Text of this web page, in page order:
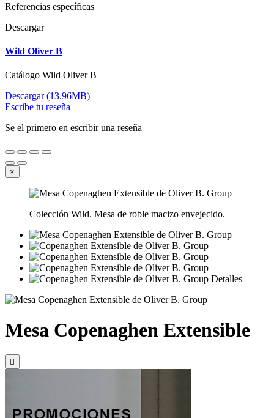
Referencias específicas
Descargar
Wild Oliver B
Catálogo Wild Oliver B
Descargar (13.96MB)
Escribe tu reseña
Se el primero en escribir una reseña
×
Colección Wild. Mesa de roble macizo envejecido.
Mesa Copenaghen Extensible
